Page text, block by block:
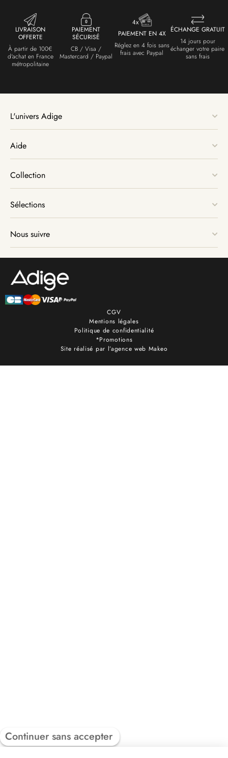
LIVRAISON
OFFERTE
À partir de 100€
d'achat en France
métropolitaine
PAIEMENT
SÉCURISÉ
CB / Visa /
Mastercard / Paypal
PAIEMENT EN 4X
Réglez en 4 fois sans
frais avec Paypal
ÉCHANGE GRATUIT
14 jours pour
échanger votre paire
sans frais
L'univers Adige
Aide
Collection
Sélections
Nous suivre
CGV
Mentions légales
Politique de confidentialité
*Promotions
Site réalisé par l’agence web Makeo
Continuer sans accepter